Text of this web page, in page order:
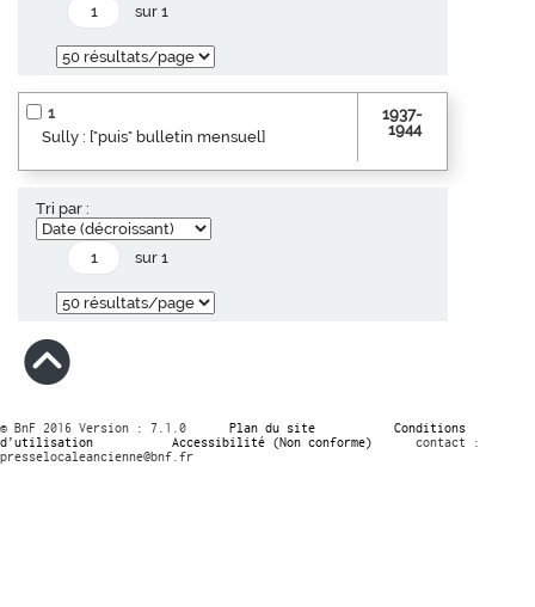
sur 1
1
Sully : ["puis" bulletin mensuel]
1937-
1944
Tri par :
sur 1
© BnF 2016 Version : 7.1.0 Plan du site
Conditions
d’utilisation
Accessibilité (Non conforme)
contact :
presselocaleancienne@bnf.fr